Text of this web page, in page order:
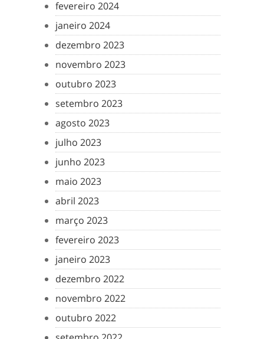
fevereiro 2024
janeiro 2024
dezembro 2023
novembro 2023
outubro 2023
setembro 2023
agosto 2023
julho 2023
junho 2023
maio 2023
abril 2023
março 2023
fevereiro 2023
janeiro 2023
dezembro 2022
novembro 2022
outubro 2022